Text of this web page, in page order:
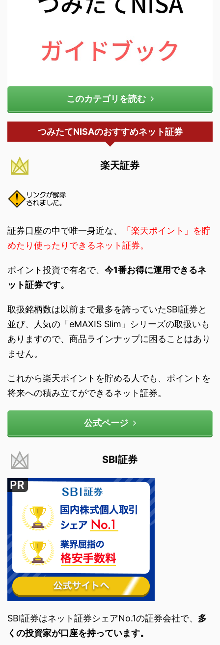
このカテゴリを読む
つみたてNISAのおすすめネット証券
楽天証券
証券口座の中で唯一身近な、
「楽天ポイント」を貯
めたり使ったりできるネット証券。
ポイント投資で有名で、 今1番お得に運用できるネ
ット証券です。
取扱銘柄数は以前まで最多を誇っていたSBI証券と
並び、人気の「eMAXIS Slim」シリーズの取扱いも
ありますので、商品ラインナップに困ることはあり
ません。
これから楽天ポイントを貯める人でも、ポイントを
将来への積み立てができるネット証券。
公式ページ
SBI証券
SBI証券はネット証券シェアNo.1の証券会社で、 多
くの投資家が口座を持っています。